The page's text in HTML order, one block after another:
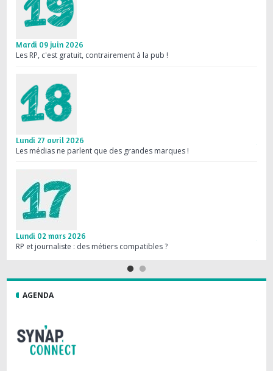
Mardi 09 juin 2026
Les RP, c'est gratuit, contrairement à la pub !
Lundi 27 avril 2026
Les médias ne parlent que des grandes marques !
Lundi 02 mars 2026
RP et journaliste : des métiers compatibles ?
AGENDA